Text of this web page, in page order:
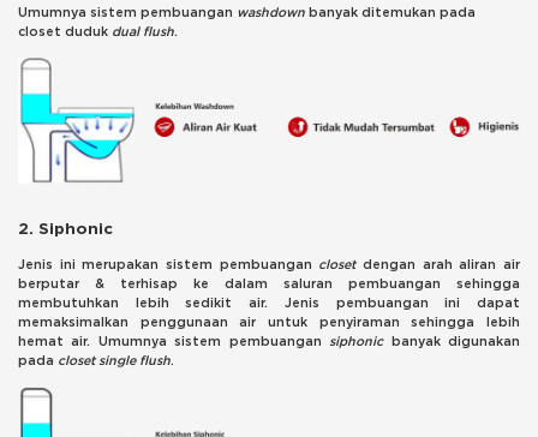
Umumnya sistem pembuangan washdown banyak ditemukan pada
closet duduk dual flush.
2. Siphonic
Jenis ini merupakan sistem pembuangan closetdengan arah aliran air
berputar & terhisap ke dalam saluran pembuangan sehingga
membutuhkan lebih sedikit air. Jenis pembuangan ini dapat
memaksimalkan penggunaan air untuk penyiraman sehingga lebih
hemat air. Umumnya sistem pembuangansiphonicbanyak digunakan
pada closet single flush.